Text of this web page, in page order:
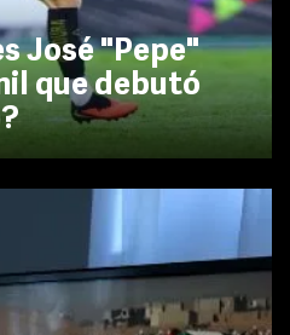
José "Pepe"
que debutó